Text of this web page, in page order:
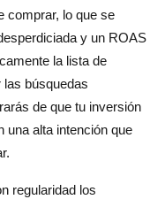
comprar, lo que se
y un ROAS
la lista de
búsquedas
de que tu inversión
una alta intención que
regularidad los